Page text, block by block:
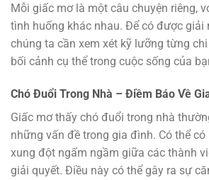
Mỗi giấc mơ là một câu chuyện riêng,
tình huống khác nhau. Để có được giải
chúng ta cần xem xét kỹ lưỡng từng
bối cảnh cụ thể trong cuộc sống của
Chó Đuổi Trong Nhà – Điềm Báo Về
Giấc mơ thấy chó đuổi trong nhà
những vấn đề trong gia đình. Có thể
xung đột ngấm ngầm giữa các thành
giải quyết. Điều này có thể gây ra sự